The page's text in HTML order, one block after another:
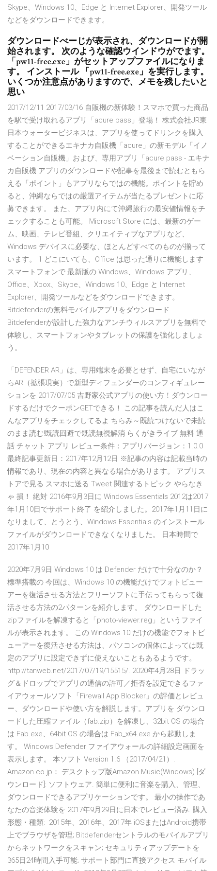
Skype、Windows 10、Edge と Internet Explorer、開発ツール
などをダウンロードできます。
ダウンロードべーじが表示され、ダウンロードが開
始されます。 次のような確認ウインドウがでます。
「pw11-free.exe」がセットアップファイルになりま
す。 インストール 「pw11-free.exe」を実行します。
いくつか注意点がありますので、メモを残したいと
思い
2017/12/11 2017/03/16 自販機の新体験！スマホで買った商品
を駅で受け取れるアプリ「acure pass」登場！ 株式会社JR東
日本ウォータービジネスは、アプリを使ってドリンクを購入
することができるエキナカ自販機「acure」の新モデル「イノ
ベーション自販機」および、専用アプリ「acure pass - エキナ
カ自販機 アプリのダウンロードや記事を最後まで読むともら
える「ポイント」もアプリならではの機能。ポイントを貯め
ると、沖縄ならではの厳選アイテムが当たるプレゼントに応
募できます。 また、アプリ内にて沖縄旅行の最安値情報をチ
ェックすることも可能。 Microsoft Store には、最新のゲー
ム、映画、テレビ番組、クリエイティブなアプリなど、
Windows デバイスに必要な、ほとんどすべてのものが揃って
います。 1 どこにいても、Office は思った通りに機能します
スマートフォンで 最新版の Windows、Windows アプリ、
Office、Xbox、Skype、Windows 10、Edge と Internet
Explorer、開発ツールなどをダウンロードできます。
Bitdefenderの無料モバイルアプリをダウンロード
Bitdefenderが設計した強力なアンチウィルスアプリを無料で
体験し、スマートフォンやタブレットの保護を強化しましょ
う。
「DEFENDER AR」は、専用端末を必要とせず、自宅にいなが
らAR（拡張現実）で新型ディフェンダーのコンフィギュレー
ションを 2017/07/05 吉野家公式アプリの使い方！ダウンロー
ドするだけでクーポンGETできる！ この記事を読んだ人はこ
んなアプリをチェックしてるよ ちらみ～既読つけないで未読
のまま読む!既読回避で既読無視解消 らくがきライブ 無料 通
話 チャット アプリ レビュー条件：アプリバージョン：1.0.0
最終記事更新日：2017年12月12日 ※記事の内容は記載当時の
情報であり、現在の内容と異なる場合があります。 アプリス
トアで見る スマホに送る Tweet 関連するトピック やらなき
ゃ 損！ 絶対 2016年9月3日に Windows Essentials 2012は2017
年1月10日でサポート終了 を紹介しました。2017年1月11日に
なりまして、とうとう、Windows Essentials のインストール
ファイルがダウンロードできなくなりました。 日本時間で
2017年1月10
2020年7月9日 Windows 10 は Defender だけで十分なのか？
標準搭載の 今回は、Windows 10 の機能だけでフォトビュー
アーを復活させる方法とフリーソフトに手伝ってもらって復
活させる方法の2パターンを紹介します。 ダウンロードした
zipファイルを解凍すると「photo-viewer.reg」というファイ
ルが表示されます。 この Windows 10 だけの機能でフォトビ
ューアーを復活させる方法は、パソコンの個体によっては既
定のアプリに設定できずに使えないこともあるようです。
http://tanweb.net/2017/07/19/15515/. 2020年4月28日 ドラッ
グ＆ドロップでアプリの通信の許可／拒否を設定できるファ
イアウォールソフト「Firewall App Blocker」の評価とレビュ
ー、ダウンロードや使い方を解説します。アプリを ダウンロ
ードした圧縮ファイル（fab.zip）を解凍し、32bit OS の場合
は Fab.exe、64bit OS の場合は Fab_x64.exe から起動しま
す。 Windows Defender ファイアウォールの詳細設定画面を
表示します。 本ソフト Version 1.6 （2017/04/21）.
Amazon.co.jp： デスクトップ版Amazon Music(Windows) [ダ
ウンロード]: ソフトウェア. 簡単に便利に音楽を購入、管理、
ダウンロードできるアプリケーションです。 最小の操作であ
なたの音楽体験を 2017年9月29日に日本でレビュー済み. 購入
形態・種類: 2015年、2016年、2017年 iOSまたはAndroid携帯
上でブラウザを管理; Bitdefenderセントラルのモバイルアプリ
からネットワークをスキャン; セキュリティアップデートを
365日24時間入手可能; サポート部門に直接アクセス モバイル